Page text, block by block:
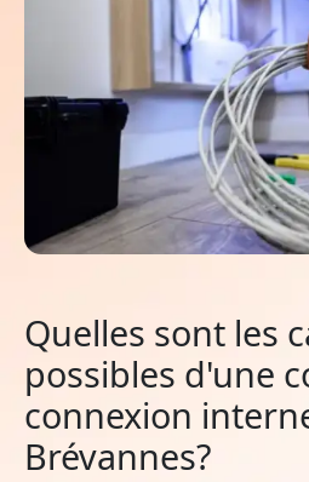
Quelles sont les
possibles d'une
connexion
Brévannes?